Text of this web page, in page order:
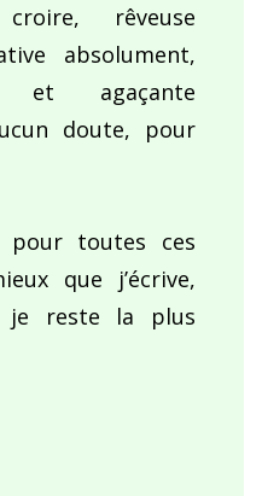
rêveuse
absolument,
et agaçante
doute, pour
pour toutes ces
que j’écrive,
je reste la plus